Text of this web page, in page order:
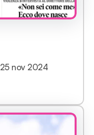
25 nov 2024